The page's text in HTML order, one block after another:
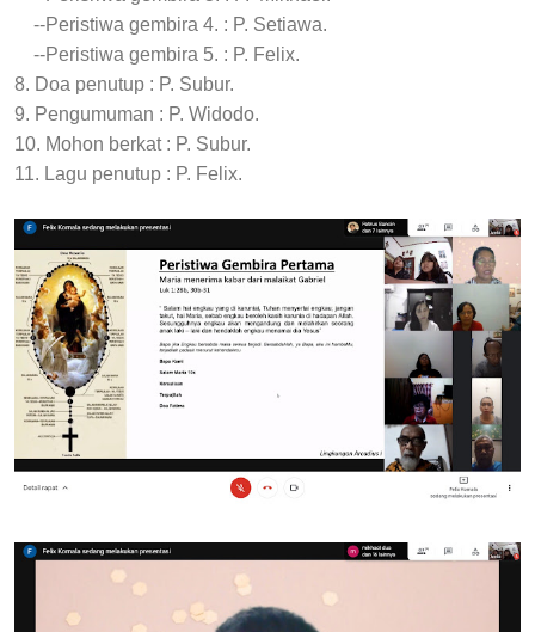
--Peristiwa gembira 4. : P. Setiawa.
--Peristiwa gembira 5. : P. Felix.
8. Doa penutup : P. Subur.
9. Pengumuman : P. Widodo.
10. Mohon berkat : P. Subur.
11. Lagu penutup : P. Felix.